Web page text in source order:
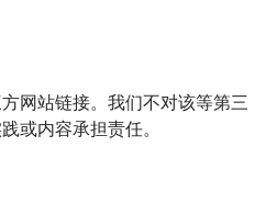
网站链接。我们不对该等第三
或内容承担责任。